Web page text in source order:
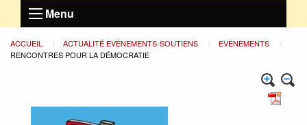
Menu
ACCUEIL ACTUALITÉ EVÈNEMENTS-SOUTIENS
EVÈNEMENTS
RENCONTRES POUR LA DÉMOCRATIE